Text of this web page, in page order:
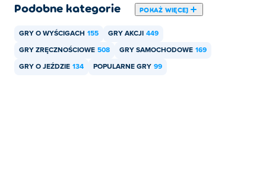
W MR RACER - Car Racing można grać na komputerze i
urządzeniach mobilnych, takich jak telefony i tablety.
Podobne kategorie POKAŻ WIĘCEJ
GRY O WYŚCIGACH 155 GRY AKCJI 449
GRY ZRĘCZNOŚCIOWE 508 GRY SAMOCHODOWE 169
GRY O JEŹDZIE 134 POPULARNE GRY 99